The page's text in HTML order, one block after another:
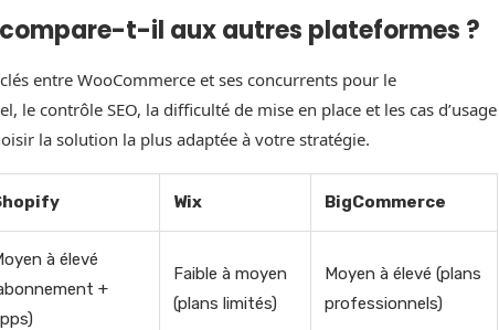
t-il aux autres plateformes ?
entre WooCommerce et ses concurrents pour le
le contrôle SEO, la difficulté de mise en place et les cas d’usage
la solution la plus adaptée à votre stratégie.
Wix BigCommerce
à élevé
+
Faible à moyen
(plans limités)
Moyen à élevé (plans
professionnels)